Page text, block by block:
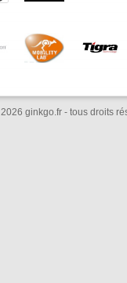
ginkgo.fr - tous droits